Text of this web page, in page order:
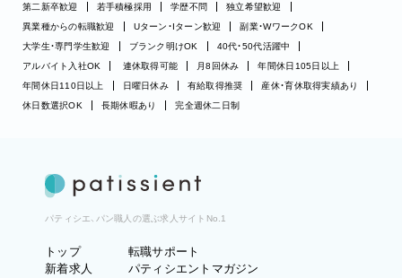
第二新卒歓迎
若手積極採用 学歴不問
独立希望歓迎
異業種からの転職歓迎
Uターン・Iターン歓迎
副業・WワークOK
大学生・専門学生歓迎
ブランク明けOK
40代・50代活躍中
アルバイト入社OK
連休取得可能 月8回休み
年間休日105日以上
年間休日110日以上
日曜日休み 有給取得推奨
産休・育休取得実績あり
休日数選択OK
長期休暇あり 完全週休二日制
パティシエ、パン職人の選ぶ求人サイトNo.1
トップ
新着求人
転職サポート
パティシエントマガジン